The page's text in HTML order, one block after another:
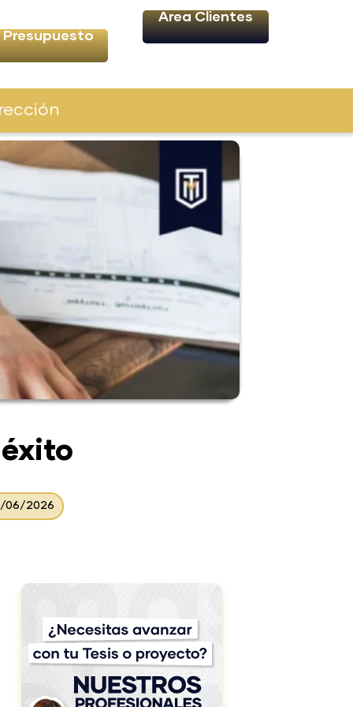
Presupuesto
Área Clientes
06/2026